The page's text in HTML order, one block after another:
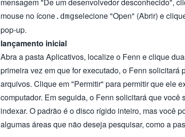
mouse no ícone.dmgselecione "Open" (Abrir) e
pop-up.
lançamento inicial
Abra a pasta Aplicativos, localize o Fenn e clique
primeira vez em que for executado, o Fenn solicitará
arquivos. Clique em "Permitir" para permitir que ele
computador. Em seguida, o Fenn solicitará que
indexar. O padrão é o disco rígido inteiro, mas você
algumas áreas que não deseja pesquisar, como a